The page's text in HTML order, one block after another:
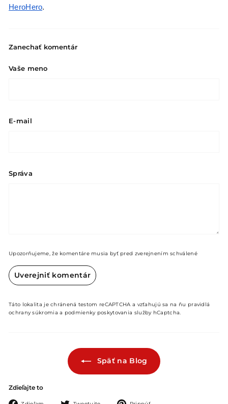
HeroHero.
Zanechať komentár
Vaše meno
E-mail
Správa
Upozorňujeme, že komentáre musia byť pred zverejnením schválené
Uverejniť komentár
Táto lokalita je chránená testom reCAPTCHA a vzťahujú sa na ňu pravidlá
ochrany súkromia a podmienky poskytovania služby hCaptcha.
Späť na Blog
Zdieľajte to